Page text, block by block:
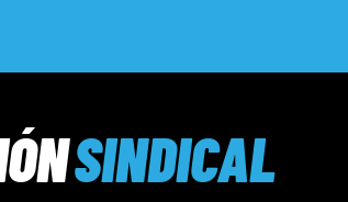
SINDICAL